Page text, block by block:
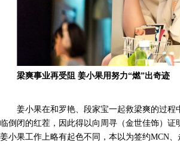
梁爽事业再受阻 姜小果用努力“燃”出奇迹
姜小果在和罗艳、段家宝一起救梁爽的过程
临倒闭的红茬，因此得以向周寻（金世佳饰）证
姜小果工作上略有起色不同，本以为签约MCN、